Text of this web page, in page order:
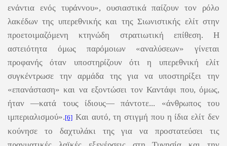
ενάντια ενός τυράννου», ουσιαστικά παίζουν τον ρόλο
λακέδων της υπερεθνικής και της Σιωνιστικής ελίτ στην
προετοιμαζόμενη κτηνώδη στρατιωτική επίθεση. Η
αστειότητα όμως παρόμοιων «αναλύσεων» γίνεται
προφανής όταν υποστηρίζουν ότι η υπερεθνική ελίτ
συγκέντρωσε την αρμάδα της για να υποστηρίξει την
«επανάσταση» και να εξοντώσει τον Καντάφι που, όμως,
ήταν ―κατά τους ίδιους― πάντοτε... «άνθρωπος του
ιμπεριαλισμού».[6]Kαι αυτό, τη στιγμή που η ίδια ελίτ δεν
κούνησε το δαχτυλάκι της για να προστατεύσει τις